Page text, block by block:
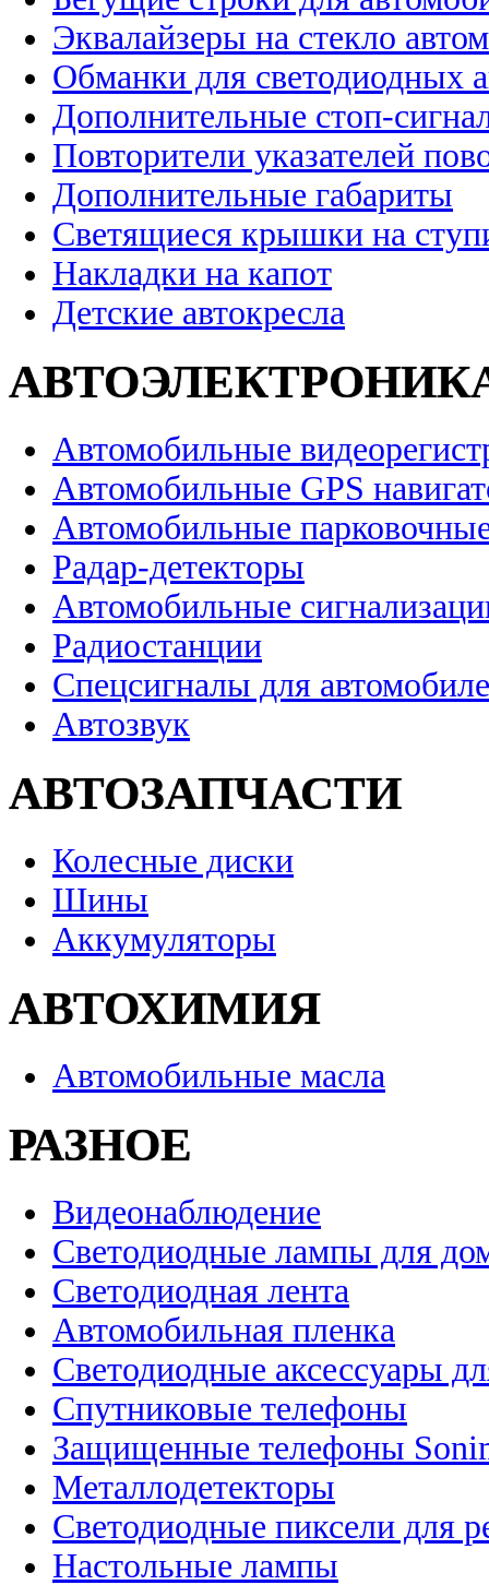
Эквалайзеры на стекло
Обманки для светодиодных
Дополнительные стоп-
Повторители указателей
Дополнительные габариты
Светящиеся крышки на
Накладки на капот
Детские автокресла
Автомобильные
Автомобильные GPS
Автомобильные
Радар-детекторы
Автомобильные
Радиостанции
Спецсигналы для
Автозвук
АВТОЗАПЧАСТИ
Колесные диски
Шины
Аккумуляторы
АВТОХИМИЯ
Автомобильные масла
РАЗНОЕ
Видеонаблюдение
Светодиодные лампы для
Светодиодная лента
Автомобильная пленка
Светодиодные аксессуары
Спутниковые телефоны
Защищенные телефоны
Металлодетекторы
Светодиодные пиксели для
Настольные лампы